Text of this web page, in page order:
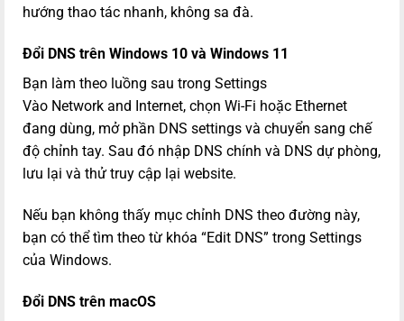
hướng thao tác nhanh, không sa đà.
Đổi DNS trên Windows 10 và Windows 11
Bạn làm theo luồng sau trong Settings
Vào Network and Internet, chọn Wi-Fi hoặc Ethernet
đang dùng, mở phần DNS settings và chuyển sang chế
độ chỉnh tay. Sau đó nhập DNS chính và DNS dự phòng,
lưu lại và thử truy cập lại website.
Nếu bạn không thấy mục chỉnh DNS theo đường này,
bạn có thể tìm theo từ khóa “Edit DNS” trong Settings
của Windows.
Đổi DNS trên macOS